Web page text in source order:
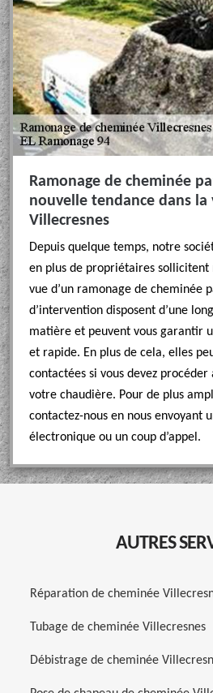
Ramonage de cheminée
nouvelle tendance dans la
Villecresnes
Depuis quelque temps, notre
en plus de propriétaires
vue d’un ramonage de cheminée
d’intervention disposent d’une
matière et peuvent vous garantir
et rapide. En plus de cela, elles
contactées si vous devez
votre chaudière. Pour de plus
contactez-nous en nous envoyant
électronique ou un coup d’appel.
AUTRES
Réparation de cheminée
Tubage de cheminée Villecresnes
Débistrage de cheminée